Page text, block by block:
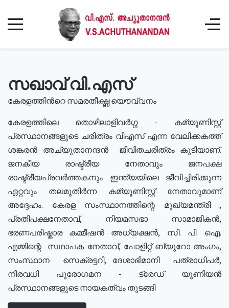
സഖാവ് വി.എസ്
കേരളത്തിൻറെ സമരതീക്ഷ്ണ യൌവ്വനം
കേരളത്തിലെ തൊഴിലാളിവർഗ്ഗ - കമ്യൂണിസ്റ്റ്
പ്രസ്ഥാനങ്ങളുടെ ചരിത്രം വിഎസ് എന്ന വേലിക്കകത്ത്
ശങ്കരൻ അച്യുതാനന്ദൻ ജീവിതചരിത്രം കൂടിയാണ്.
ജനകീയ രാഷ്ട്രീയ നേതാവും ജനപക്ഷ
രാഷ്ട്രീയപ്രവർത്തകനും ഇന്ത്യയിലെ ജീവിച്ചിരിക്കുന്ന
ഏറ്റവും തലമുതിർന്ന കമ്യൂണിസ്റ്റ് നേതാവുമാണ്
അദ്ദേഹം. കേരള സംസ്ഥാനത്തിന്റെ മുഖ്യമന്ത്രി ,
പ്രതിപക്ഷനേതാവ്, നിയമസഭാ സാമാജികൻ,
ഭരണപരിഷ്കാര കമ്മീഷൻ അധ്യക്ഷൻ, സി. പി. ഐ.
എമ്മിന്റെ സഥാപക നേതാവ്, പോളിറ്റ് ബ്യുറോ അംഗം,
സംസ്ഥാന സെക്രട്ടറി, ദേശാഭിമാനി പത്രാധിപർ,
നിരവധി പുരോഗമന - ട്രേഡ് യൂണിയൻ
പ്രസ്ഥാനങ്ങളുടെ നായകത്വം തുടങ്ങി